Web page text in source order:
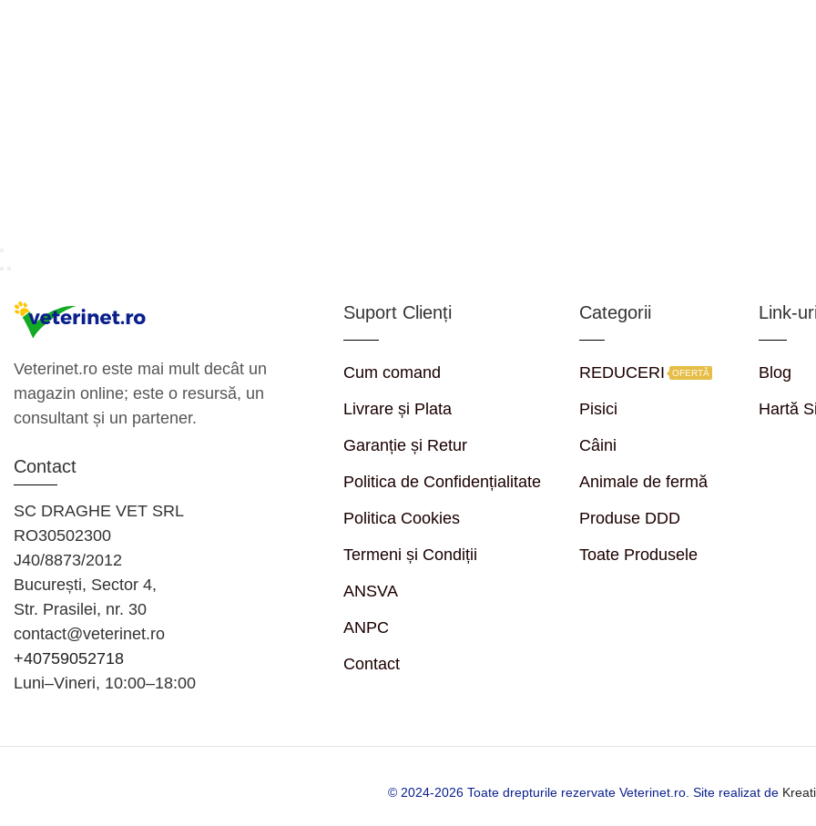
Veterinet.ro este mai mult decât un
magazin online; este o resursă, un
consultant și un partener.
Contact
SC DRAGHE VET SRL
RO30502300
J40/8873/2012
București, Sector 4,
Str. Prasilei, nr. 30
contact@veterinet.ro
+40759052718
Luni–Vineri, 10:00–18:00
Suport Clienți
Cum comand
Livrare și Plata
Garanție și Retur
Politica de Confidențialitate
Politica Cookies
Termeni și Condiții
ANSVA
ANPC
Contact
Categorii
REDUCERI OFERTĂ
Pisici
Câini
Animale de fermă
Produse DDD
Toate Produsele
Link-
Blog
Hartă
© 2024-2026 Toate drepturile rezervate Veterinet.ro. Site realizat de